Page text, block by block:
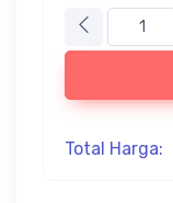
Total Harga: